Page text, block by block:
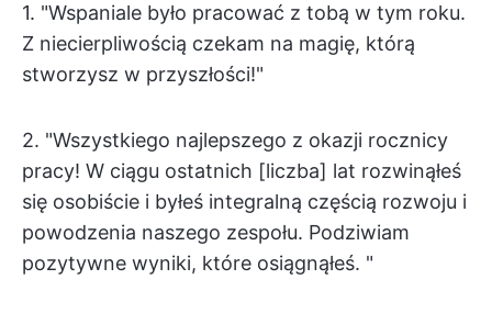
1. "Wspaniale było pracować z tobą w tym roku.
Z niecierpliwością czekam na magię, którą
stworzysz w przyszłości!"
2. "Wszystkiego najlepszego z okazji rocznicy
pracy! W ciągu ostatnich [liczba] lat rozwinąłeś
się osobiście i byłeś integralną częścią rozwoju i
powodzenia naszego zespołu. Podziwiam
pozytywne wyniki, które osiągnąłeś. "